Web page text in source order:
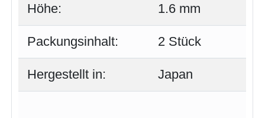
Höhe: 1.6 mm
Packungsinhalt: 2 Stück
Hergestellt in: Japan